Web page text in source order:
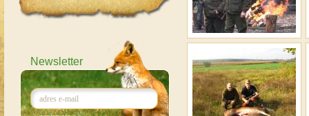
Newsletter